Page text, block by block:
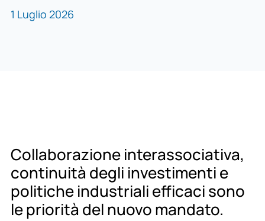
1 Luglio 2026
Collaborazione interassociativa,
continuità degli investimenti e
politiche industriali efficaci sono
le priorità del nuovo mandato.